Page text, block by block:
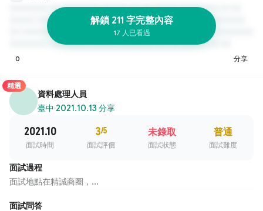
解鎖 211 字完整內容
17 人已看過
0 分享
精選
資料處理人員
臺中·2021.10.13 分享
2021.10
面試時間
3/5
面試評價
未錄取
面試狀態
普通
面試難度
面試過程
面試地點在精誠商圈，...
面試問答